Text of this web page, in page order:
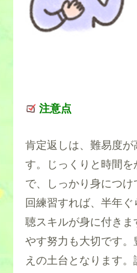
注意点
肯定返しは、難易度
す。じっくりと時間を
で、しっかり身につ
回練習すれば、半年
聴スキルが身に付き
やす努力も大切です
えの土台となります